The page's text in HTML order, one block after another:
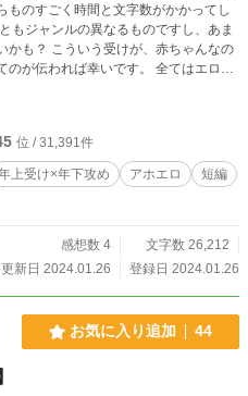
ものすごく時間と文字数がかかってし
もジャンルの異なるものですし、あま
かも？ こういう受けが、赤ちゃんなの
のが伝われば幸いです。 全てはエロへ
みたい方も一章冒頭の注意書きは読ん
ろしくお願いします。 いつも新鮮なエ
想やいいねありがとうございます、何
励みになんと一年越しの更新です。 ず
すよ、完成しないだけで。
位 / 31,391件
上受け×年下攻め アホエロ
短編
感想数 4
文字数 26,212
新日 2024.01.26
登録日 2024.01.26
お気に入り追加 44